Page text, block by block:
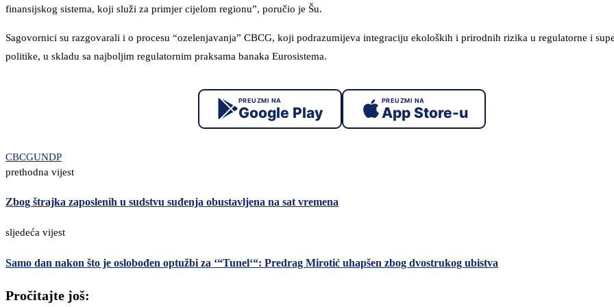
finansijskog sistema, koji služi za primjer cijelom regionu”, poručio je Šu.
Sagovornici su razgovarali i o procesu “ozelenjavanja” CBCG, koji podrazumijeva integraciju ekoloških i prirodnih rizika u regulatorne i
politike, u skladu sa najboljim regulatornim praksama banaka Eurosistema.
PREUZMI NA
Google Play
PREUZMI NA
App Store-u
CBCGUNDP
prethodna vijest
Zbog štrajka zaposlenih u sudstvu suđenja obustavljena na sat vremena
sljedeća vijest
Samo dan nakon što je oslobođen optužbi za ‘“Tunel‘“: Predrag Mirotić uhapšen zbog dvostrukog ubistva
Pročitajte još: